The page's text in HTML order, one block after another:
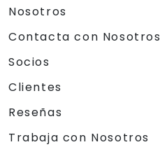
Nosotros
Contacta con Nosotros
Socios
Clientes
Reseñas
Trabaja con Nosotros